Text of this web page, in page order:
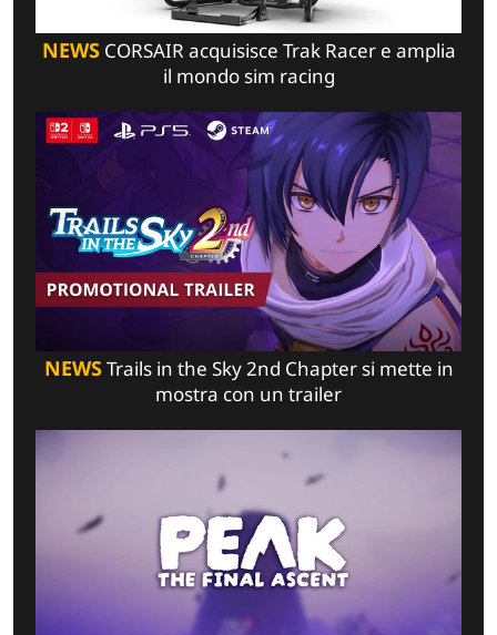
NEWSCORSAIR acquisisce Trak Racer e amplia
il mondo sim racing
NEWSTrails in the Sky 2nd Chapter si mette in
mostra con un trailer